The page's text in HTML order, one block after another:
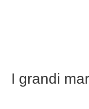
I grandi